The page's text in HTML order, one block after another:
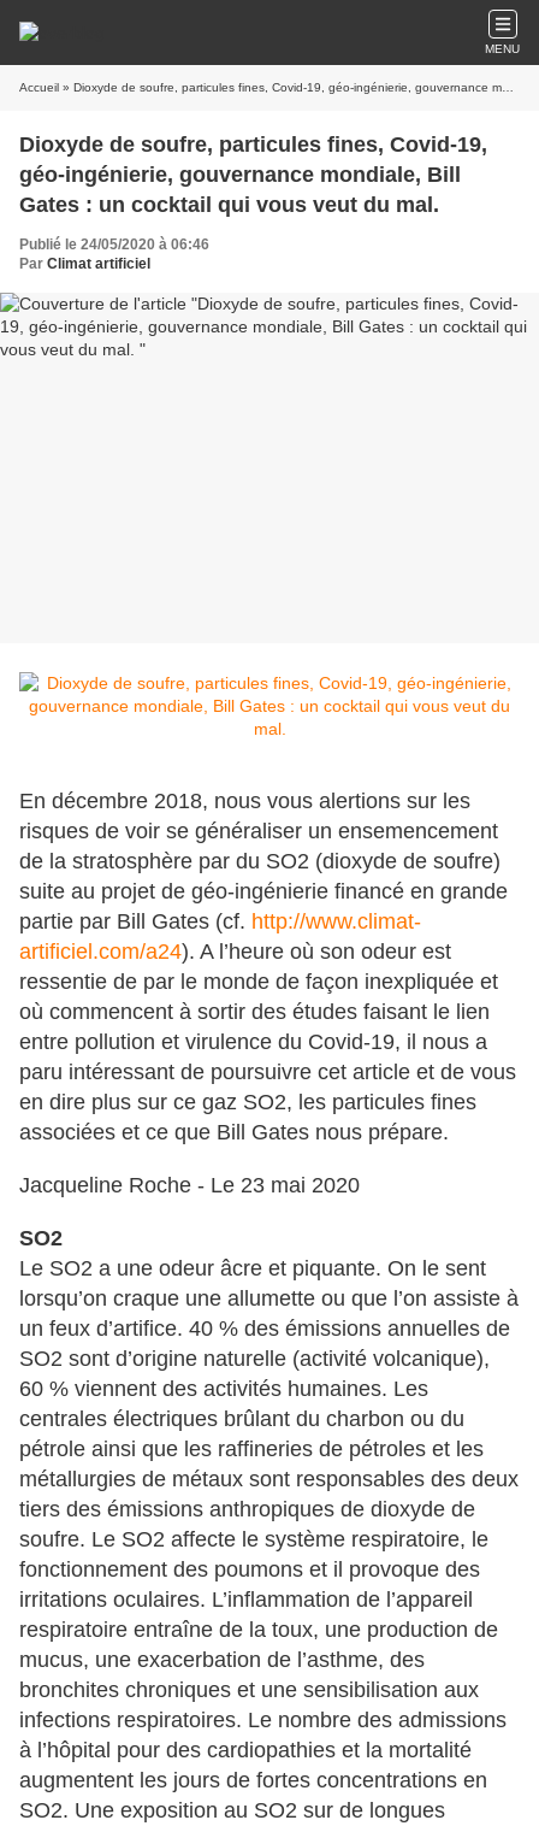
MENU
Accueil » Dioxyde de soufre, particules fines, Covid-19, géo-ingénierie, gouvernance mondiale, Bill Gates : un cocktail qui vous veut du mal.
Dioxyde de soufre, particules fines, Covid-19,
géo-ingénierie, gouvernance mondiale, Bill
Gates : un cocktail qui vous veut du mal.
Publié le 24/05/2020 à 06:46
Par Climat artificiel
En décembre 2018, nous vous alertions sur les
risques de voir se généraliser un ensemencement
de la stratosphère par du SO2 (dioxyde de soufre)
suite au projet de géo-ingénierie financé en grande
partie par Bill Gates (cf. http://www.climat-
artificiel.com/a24). A l’heure où son odeur est
ressentie de par le monde de façon inexpliquée et
où commencent à sortir des études faisant le lien
entre pollution et virulence du Covid-19, il nous a
paru intéressant de poursuivre cet article et de vous
en dire plus sur ce gaz SO2, les particules fines
associées et ce que Bill Gates nous prépare.
Jacqueline Roche - Le 23 mai 2020
SO2
Le SO2 a une odeur âcre et piquante. On le sent
lorsqu’on craque une allumette ou que l’on assiste à
un feux d’artifice. 40 % des émissions annuelles de
SO2 sont d’origine naturelle (activité volcanique),
60 % viennent des activités humaines. Les
centrales électriques brûlant du charbon ou du
pétrole ainsi que les raffineries de pétroles et les
métallurgies de métaux sont responsables des deux
tiers des émissions anthropiques de dioxyde de
soufre. Le SO2 affecte le système respiratoire, le
fonctionnement des poumons et il provoque des
irritations oculaires. L’inflammation de l’appareil
respiratoire entraîne de la toux, une production de
mucus, une exacerbation de l’asthme, des
bronchites chroniques et une sensibilisation aux
infections respiratoires. Le nombre des admissions
à l’hôpital pour des cardiopathies et la mortalité
augmentent les jours de fortes concentrations en
SO2. Une exposition au SO2 sur de longues